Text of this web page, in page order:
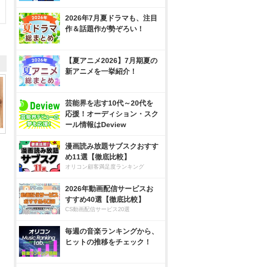
2026年7月夏ドラマも、注目
作＆話題作が勢ぞろい！
【夏アニメ2026】7月期夏の
新アニメを一挙紹介！
芸能界を志す10代～20代を
応援！オーディション・スク
ール情報はDeview
漫画読み放題サブスクおすす
め11選【徹底比較】
オリコン顧客満足度ランキング
2026年動画配信サービスお
すすめ40選【徹底比較】
CS動画配信サービス20選
毎週の音楽ランキングから、
ヒットの推移をチェック！